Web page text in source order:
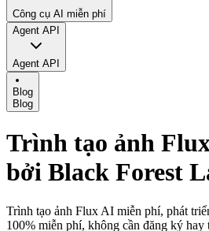
Công cụ AI miễn phí
Agent API
Agent API
Blog
Blog
Trình tạo ảnh
bởi Black Forest
Trình tạo ảnh Flux AI miễn phí, phát
100% miễn phí, không cần đăng ký hay